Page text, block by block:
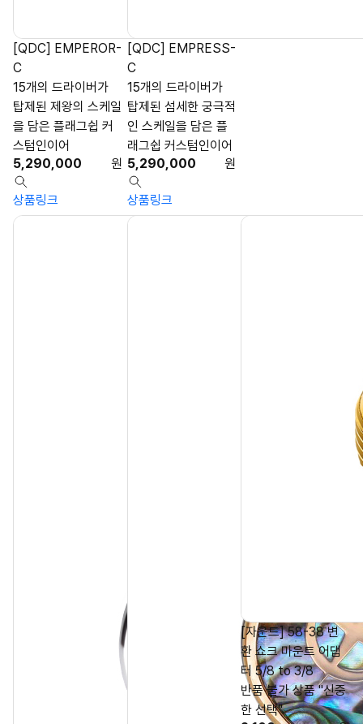
[QDC] EMPEROR-
C
15개의 드라이버가
탑제된 제왕의 스케일
을 담은 플래그쉽 커
스텀인이어
5,290,000
원
상품링크
[QDC] EMPRESS-
C
15개의 드라이버가
탑제된 섬세한 궁극적
인 스케일을 담은 플
래그쉽 커스텀인이어
5,290,000
원
상품링크
[자운드] 58-38 변
환 쇼크 마운트 어댑
터 5/8 to 3/8
반품 불가 상품 "신중
한 선택"